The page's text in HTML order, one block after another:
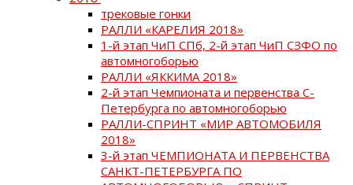
трековые гонки
РАЛЛИ «КАРЕЛИЯ 2018»
1-й этап ЧиП СПб, 2-й этап ЧиП СЗФО по
автомногоборью
РАЛЛИ «ЯККИМА 2018»
2-й этап Чемпионата и первенства С-
Петербурга по автомногоборью
РАЛЛИ-СПРИНТ «МИР АВТОМОБИЛЯ
2018»
3-й этап ЧЕМПИОНАТА И ПЕРВЕНСТВА
САНКТ-ПЕТЕРБУРГА ПО